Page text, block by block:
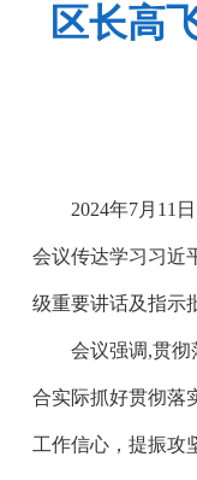
区长高
2024年7月11
会议传达学习习近
级重要讲话及指示
会议强调,贯
合实际抓好贯彻落
工作信心，提振攻